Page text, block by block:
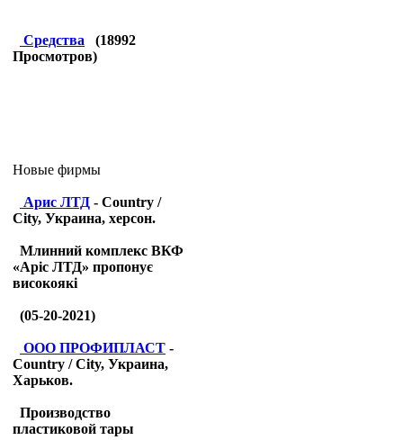
Средства (18992
Просмотров)
Новые фирмы
Арис ЛТД - Country /
City, Украина, херсон.
Млинний комплекс ВКФ
«Аріс ЛТД» пропонує
високоякі
(05-20-2021)
ООО ПРОФИПЛАСТ -
Country / City, Украина,
Харьков.
Производство
пластиковой тары